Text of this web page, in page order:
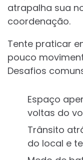
atrapalha sua
coordenação.
Tente praticar
pouco
Desafios
Espaço
voltas do
Trânsito
do local e